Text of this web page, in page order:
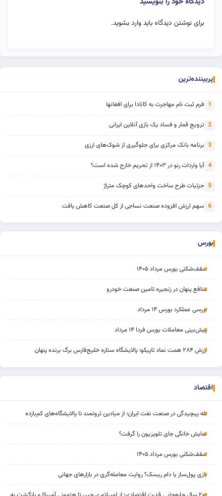
برای نوشتن دیدگاه بایدوارد بشوید.
پربیننده‌ترین
1 فرم ثبت نام مهاجرت به کانادا برای افغانها
2 ترویج قمار و فساد یک بازی آنلاین ایرانی
3 برنامه بانک مرکزی برای جلوگیری از شوک‌های ارزی
4 آیا واردات رنو در ۱۴۰۳ از تحریم خارج شده است؟
5 جزئیات طرح ساخت واحدهای کوچک متراژ
6 سهم ارزش افزوده صنعت نساجی از کل صنعت کاهش یافت
بورس
سقف‌شکنی بورس مرداد ۱۴۰۵
منافع پنهان در زنجیره تامین صنعت خودرو
بررسی عملکرد بورس ۱۴ مرداد
پیش‌بینی معاملات بورس فردا ۱۴ مرداد
ارزش ۲۸۴ همت نماد تاپیکو؛ پالایشگاه ستاره خلیج‌فارس برگ برنده پنهان
اقتصاد
تله پیچیدگی در صنعت نفت ایران؛ از میادین ثروتمند تا پالایشگاه‌های کم‌بازده
نمایش خانگی جای تلویزیون را گرفت؟
سقف‌شکنی بورس مرداد ۱۴۰۵
بازی پول‌ساز یا دام ریسک؟ روایت معامله‌گری در بازارهای جهانی